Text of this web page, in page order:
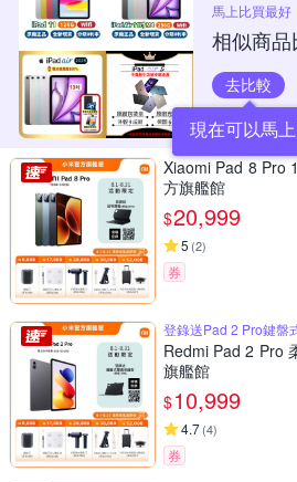
馬上比買最好
相似商
去比較
現在可以馬
Xiaomi Pad 8 Pro
方旗艦館
$20,999
5 (2)
券
登錄送Pad 2 Pro鍵盤
Redmi Pad 2 Pro
旗艦館
$10,999
4.7(4)
券